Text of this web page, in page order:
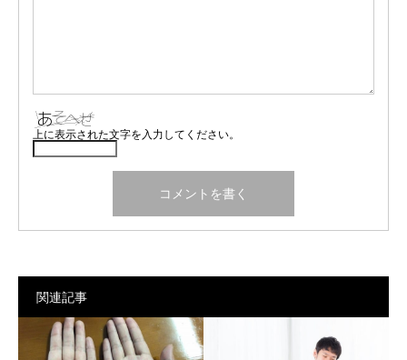
上に表示された文字を入力してください。
関連記事